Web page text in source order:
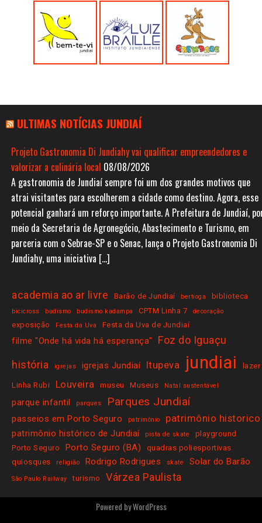
ULTIMAS NOTÍCIAS JUNDIAÍ
Projeto Gastronomia Di Jundiahy vai qualificar empreendedores e
valorizar a culinária local 08/08/2026
A gastronomia de Jundiaí sempre foi um dos grandes motivos que
atrai visitantes para escolherem a cidade como destino. Agora, esse
potencial ganhará um reforço importante. A Prefeitura de Jundiaí,
meio da Secretaria de Agronegócio, Abastecimento e Turismo, em
parceria com o Sebrae-SP e o Senac, lança o Projeto Gastronomia Di
Jundiahy, uma iniciativa […]
academia ao ar livre Barão de Jundiaí bertioga biblioteca
bicicross budismo budismo kadampa CPTM Linha 7 decoração
exposição Festa da Uva Festa da Uva de Jundiaí
filme "Onde há vida há esperança"
Foz do Iguaçu
história
igrejas igrejas Jundiaí Itupeva jundiai lazer
Linha Rubi Louveira museu Museus Natal sustentável
parque infantil parques Parques Jundiaí
passeios em Porto Seguro patrimônio patrimônio historico
patrimônio histórico de Jundiaí pista de skate
playground
Porto Seguro
Porto Seguro (BA)
quadras poliesportivas
quiosques
religião Rodrigo Rodrigues skate Solar do Barão
São Paulo Railway turismo Várzea Paulista
Powered byWordPress